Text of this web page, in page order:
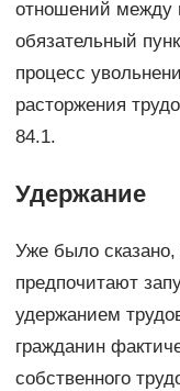
отношений между
обязательный
процесс
расторжения
84.1.
Удержание
Уже было сказано,
предпочитают
удержанием
гражданин
собственного